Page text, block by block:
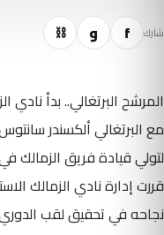
شارك f و ⛓
المرشح البرتغالي.. بدأ
مع البرتغالي ألكسندر
لتولي قيادة فريق الزمالك
قررت إدارة نادي الزمالك
نجاحه في تحقيق لقب الدوري